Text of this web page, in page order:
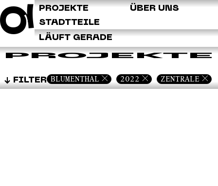
ÜBER UNS
PROJEKTE
STADTTEILE
LÄUFT GERADE
PROJEKTE
FILTER BLUMENTHAL 2022 ZENTRALE